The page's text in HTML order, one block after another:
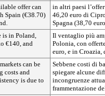
offer can
Spain (€38.70)
in altri paesi
46,20 euro di
Spagna (38,70
in Poland,
€140, and
Il ventaglio più
Polonia, con
euro, e in Croazia,
can be
costs and
is due to
Sebbene costi di
spiegare alcune
incongruenze
frammentazione